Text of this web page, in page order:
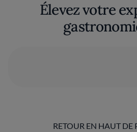
Élevez votre
RETOUR EN HAUT DE